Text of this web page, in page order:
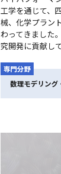
工学を通じて、
械、化学プラン
わってきました
究開発に貢献し
専門分野
数理モデリング